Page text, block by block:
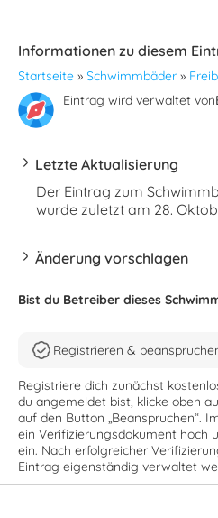
Informationen zu diesem
Startseite » Schwimmbäder »
Eintrag wird verwaltet von
Letzte Aktualisierung
Der Eintrag zum
wurde zuletzt am 28.
Änderung vorschlagen
Bist du Betreiber dieses
Registrieren &
Registriere dich zunächst
du angemeldet bist, klicke oben
auf den Button „Beanspruchen“.
ein Verifizierungsdokument hoch
ein. Nach erfolgreicher
Eintrag eigenständig verwaltet